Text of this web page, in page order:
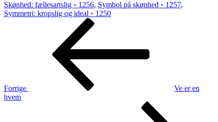
Skønhed: fællesartslig ◦ 1256, Symbol på skønhed ◦ 1257,
Symmetri: kropslig og ideal ◦ 1250
Indlægsnavigation
Forrige
Ve er en
hvem